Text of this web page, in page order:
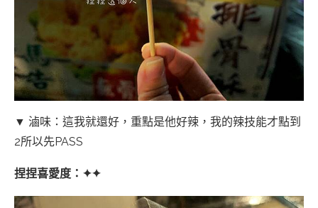
▼ 滷味：這我就還好，重點是他好辣，我的辣技能才點到
2所以先PASS
捏捏喜愛度：✦✦